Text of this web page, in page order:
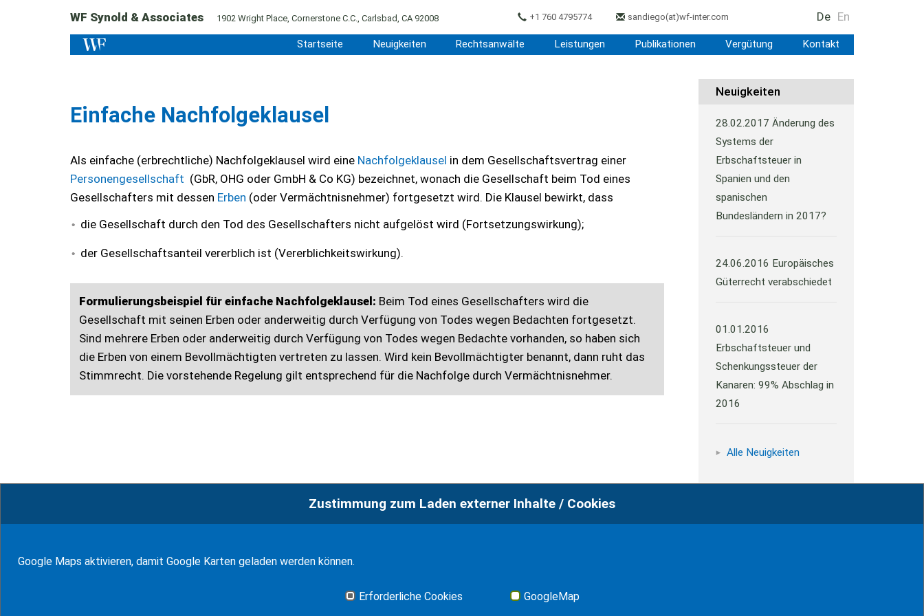
WF Synold & Associates 1902 Wright Place, Cornerstone C.C., Carlsbad, CA 92008 sandiego(at)wf-inter.com
+1 760 4795774 De En
Startseite Neuigkeiten Rechtsanwälte Leistungen Publikationen Vergütung Kontakt
Einfache Nachfolgeklausel
Als einfache (erbrechtliche) Nachfolgeklausel wird eine Nachfolgeklausel in dem Gesellschaftsvertrag einer
Personengesellschaft (GbR, OHG oder GmbH & Co KG) bezeichnet, wonach die Gesellschaft beim Tod eines
Gesellschafters mit dessen Erben (oder Vermächtnisnehmer) fortgesetzt wird. Die Klausel bewirkt, dass
die Gesellschaft durch den Tod des Gesellschafters nicht aufgelöst wird (Fortsetzungswirkung);
der Gesellschaftsanteil vererblich ist (Vererblichkeitswirkung).
Formulierungsbeispiel für einfache Nachfolgeklausel: Beim Tod eines Gesellschafters wird die
Gesellschaft mit seinen Erben oder anderweitig durch Verfügung von Todes wegen Bedachten fortgesetzt.
Sind mehrere Erben oder anderweitig durch Verfügung von Todes wegen Bedachte vorhanden, so haben sich
die Erben von einem Bevollmächtigten vertreten zu lassen. Wird kein Bevollmächtigter benannt, dann ruht das
Stimmrecht. Die vorstehende Regelung gilt entsprechend für die Nachfolge durch Vermächtnisnehmer.
Neuigkeiten
28.02.2017Änderung des
Systems der
Erbschaftsteuer in
Spanien und den
spanischen
Bundesländern in 2017?
24.06.2016 Europäisches
Güterrecht verabschiedet
01.01.2016
Erbschaftsteuer und
Schenkungssteuer der
Kanaren: 99% Abschlag in
2016
Alle Neuigkeiten
© WF Synold & Associates 2026 Impressum Kontakt Datenschutz
Zustimmung zum Laden externer Inhalte / Cookies
Google Maps aktivieren, damit Google Karten geladen werden können.
Erforderliche Cookies GoogleMap